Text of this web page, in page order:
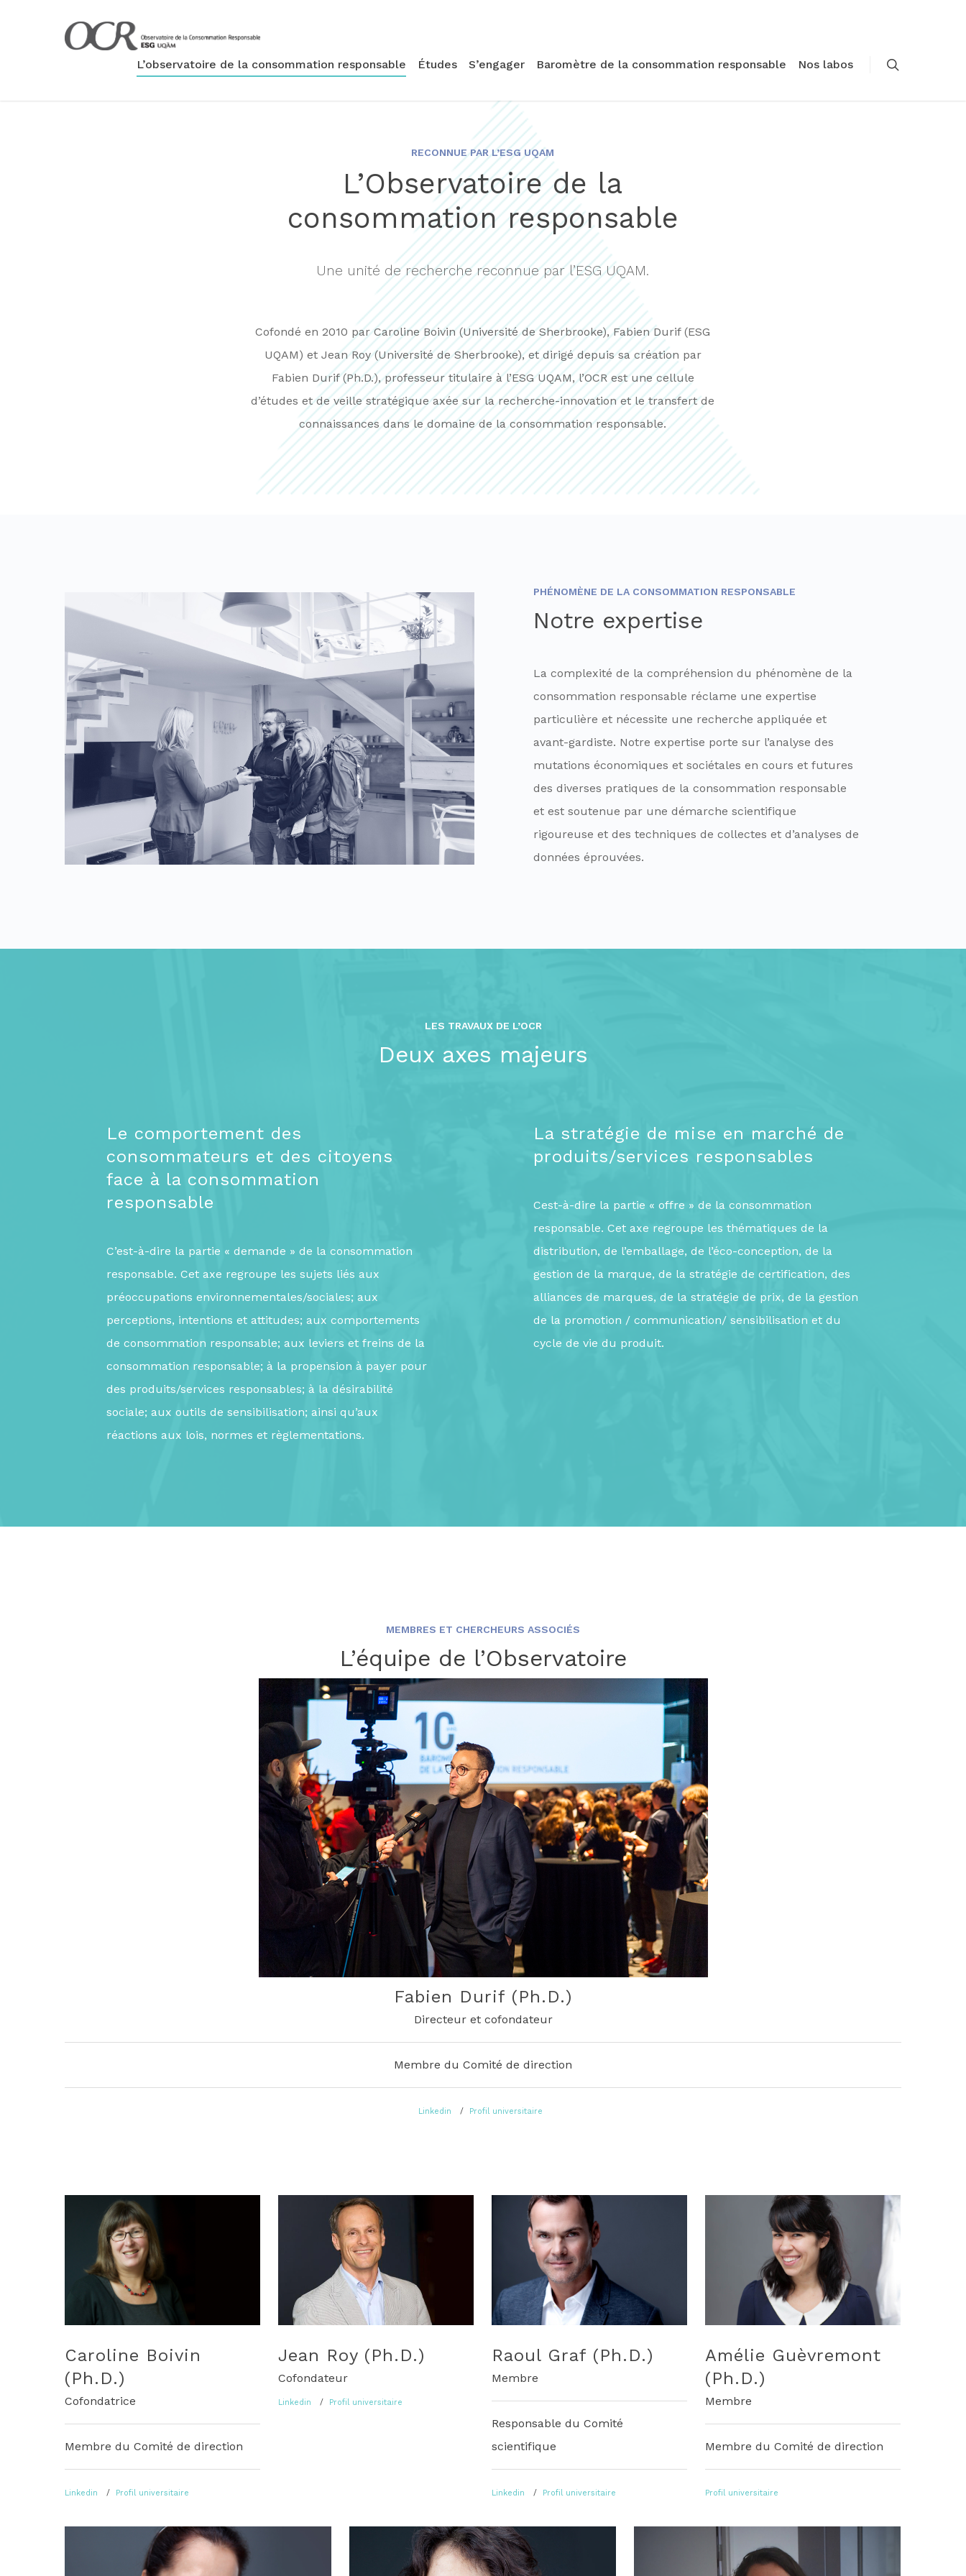
L’observatoire de la consommation responsable Études S’engager Baromètre de la consommation responsable Nos labos
RECONNUE PAR L’ESG UQAM
L’Observatoire de la
consommation responsable
Une unité de recherche reconnue par l’ESG UQAM.
Cofondé en 2010 par Caroline Boivin (Université de Sherbrooke), Fabien Durif (ESG
UQAM) et Jean Roy (Université de Sherbrooke), et dirigé depuis sa création par
Fabien Durif (Ph.D.), professeur titulaire à l’ESG UQAM, l’OCR est une cellule
d’études et deveille stratégique axée sur la recherche-innovation et le transfert de
connaissances dans le domaine de la consommation responsable.
PHÉNOMÈNE DE LA CONSOMMATION RESPONSABLE
Notre expertise
La complexité de la compréhension du phénomène de la
consommation responsable réclame une expertise
particulière et nécessite une recherche appliquée et
avant-gardiste. Notre expertise porte sur l’analyse des
mutations économiques et sociétales en cours et futures
des diverses pratiques de la consommation responsable
et est soutenue par une démarche scientifique
rigoureuse et des techniques de collectes et d’analyses de
données éprouvées.
LES TRAVAUX DE L’OCR
Deux axes majeurs
Le comportement des
consommateurs et des citoyens
face à la consommation
responsable
C’est-à-dire la partie « demande » de la consommation
responsable. Cet axe regroupe les sujets liés aux
préoccupations environnementales/sociales; aux
perceptions, intentions et attitudes; aux comportements
de consommation responsable; aux leviers et freins de la
consommation responsable; à la propension à payer pour
des produits/services responsables; à la désirabilité
sociale; aux outils de sensibilisation; ainsi qu’aux
réactions aux lois, normes et règlementations.
La stratégie de mise en marché de
produits/services responsables
Cest-à-dire la partie « offre » de la consommation
responsable. Cet axe regroupe les thématiques de la
distribution, de l’emballage, de l’éco-conception, de la
gestion de la marque, de la stratégie de certification, des
alliances de marques, de la stratégie de prix, de la gestion
de la promotion / communication/ sensibilisation et du
cycle de vie du produit.
MEMBRES ET CHERCHEURS ASSOCIÉS
L’équipe de l’Observatoire
Fabien Durif (Ph.D.)
Directeur et cofondateur
Membre du Comité de direction
Linkedin Profil universitaire
Caroline Boivin
(Ph.D.)
Cofondatrice
Membre du Comité de direction
Linkedin Profil universitaire
Jean Roy (Ph.D.)
Cofondateur
Linkedin Profil universitaire
Raoul Graf (Ph.D.)
Membre
Responsable du Comité
scientifique
Linkedin Profil universitaire
Amélie Guèvremont
(Ph.D.)
Membre
Membre du Comité de direction
Profil universitaire